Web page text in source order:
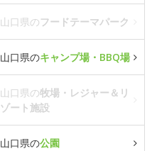
山口県のフードテーマパーク
山口県のキャンプ場・BBQ場
山口県の牧場・レジャー＆リ
ゾート施設
山口県の公園